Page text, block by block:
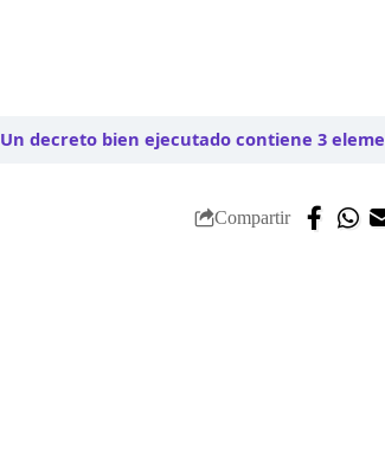
Un decreto bien ejecutado contiene 3 elementos
Compartir